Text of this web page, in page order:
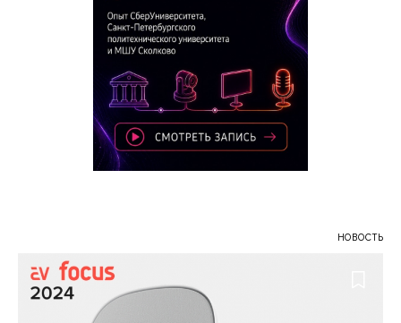
НОВОСТЬ